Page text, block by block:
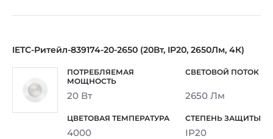
IETC-Ритейл-839174-20-2650 (20Вт, IP20, 2650Лм, 4К)
20 Вт 2650 Лм
4000 IP20